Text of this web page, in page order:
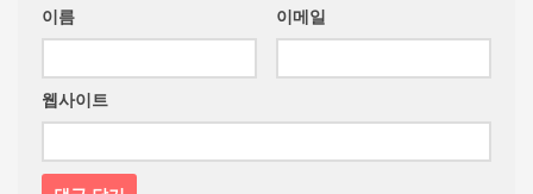
이름 이메일
웹사이트